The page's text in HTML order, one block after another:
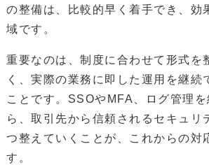
の整備は、比較的早く着手でき、効
域です。
重要なのは、制度に合わせて形式を
く、実際の業務に即した運用を継続
ことです。SSOやMFA、ログ管理
ら、取引先から信頼されるセキュリ
つ整えていくことが、これからの対
す。